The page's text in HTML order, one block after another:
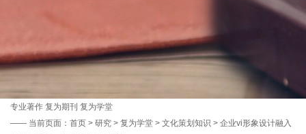
专业著作 复为期刊 复为学堂
—— 当前页面： 首页 > 研究 > 复为学堂 > 文化策划知识 > 企业vi形象设计融入